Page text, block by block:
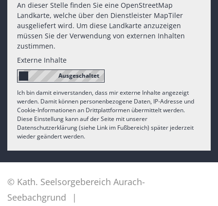
An dieser Stelle finden Sie eine OpenStreetMap
Landkarte, welche über den Dienstleister MapTiler
ausgeliefert wird. Um diese Landkarte anzuzeigen
müssen Sie der Verwendung von externen Inhalten
zustimmen.
Externe Inhalte
Ich bin damit einverstanden, dass mir externe Inhalte angezeigt
werden. Damit können personenbezogene Daten, IP-Adresse und
Cookie-Informationen an Drittplattformen übermittelt werden.
Diese Einstellung kann auf der Seite mit unserer
Datenschutzerklärung (siehe Link im Fußbereich) später jederzeit
wieder geändert werden.
© Kath. Seelsorgebereich Aurach-
Seebachgrund